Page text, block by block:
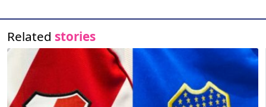
Related stories